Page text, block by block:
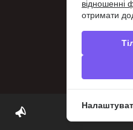
The B&B
відношенні
отримати